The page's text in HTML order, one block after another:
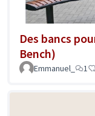
Des bancs
Bench)
Emmanuel_ 1